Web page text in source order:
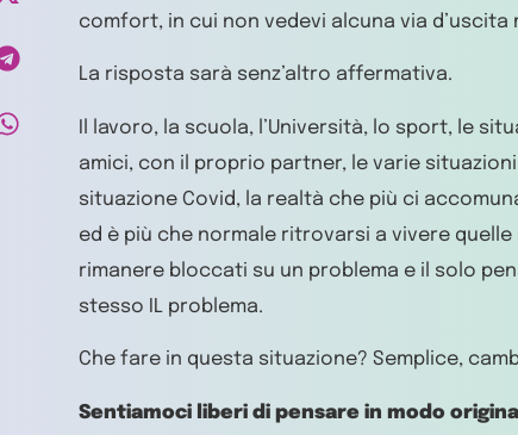
comfort, in cui non vedevi alcuna via d’uscita
La risposta sarà senz’altro affermativa.
Il lavoro, la scuola, l’Università, lo sport, le
amici, con il proprio partner, le varie
situazione Covid, la realtà che più ci
ed è più che normale ritrovarsi a vivere quelle
rimanere bloccati su un problema e il solo
stesso IL problema.
Che fare in questa situazione? Semplice,
Sentiamoci liberi di pensare in modo